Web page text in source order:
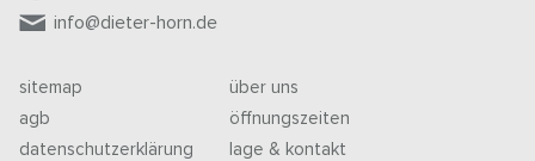
info@dieter-horn.de
sitemap
agb
datenschutzerklärung
über uns
öffnungszeiten
lage & kontakt